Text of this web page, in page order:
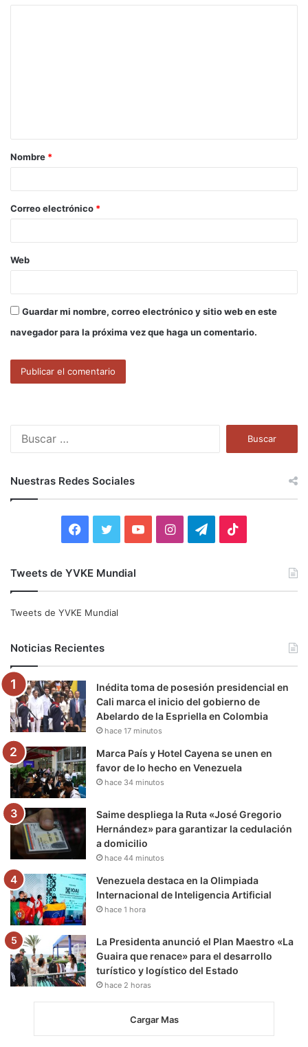
a
r
*
Nombre *
Correo electrónico *
Web
Guardar mi nombre, correo electrónico y sitio web en este
navegador para la próxima vez que haga un comentario.
:
Nuestras Redes Sociales
e
o
k
t
e
r
b
e
I
g
r
a
m
r
a
m
k
Tweets de YVKE Mundial
Tweets de YVKE Mundial
Noticias Recientes
Inédita toma de posesión presidencial en
Cali marca el inicio del gobierno de
Abelardo de la Espriella en Colombia
hace 17 minutos
Marca País y Hotel Cayena se unen en
favor de lo hecho en Venezuela
hace 34 minutos
Saime despliega la Ruta «José Gregorio
Hernández» para garantizar la cedulación
a domicilio
hace 44 minutos
Venezuela destaca en la Olimpiada
Internacional de Inteligencia Artificial
hace 1 hora
La Presidenta anunció el Plan Maestro «La
Guaira que renace» para el desarrollo
turístico y logístico del Estado
hace 2 horas
Cargar Mas